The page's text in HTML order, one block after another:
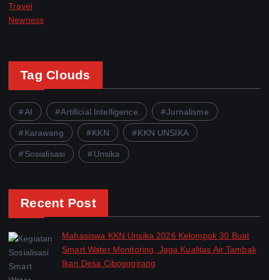
Travel
Newness
Tag Clouds
AI Artificial Intelligence Jurnalisme
Karawang KKN KKN UNSIKA
Sosialisasi Unsika
Recent Post
Mahasiswa KKN Unsika 2026 Kelompok 30 Buat
Smart Water Monitoring, Jaga Kualitas Air Tambak
Ikan Desa Cibogogirang